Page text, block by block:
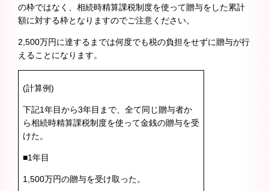
の枠ではなく、相続時精算課税制度を使って贈与をした累計
額に対する枠となりますのでご注意ください。
2,500万円に達するまでは何度でも税の負担をせずに贈与が行
えることになります。
(計算例)
下記1年目から3年目まで、全て同じ贈与者か
ら相続時精算課税制度を使って金銭の贈与を受
けた。
■1年目
1,500万円の贈与を受け取った。